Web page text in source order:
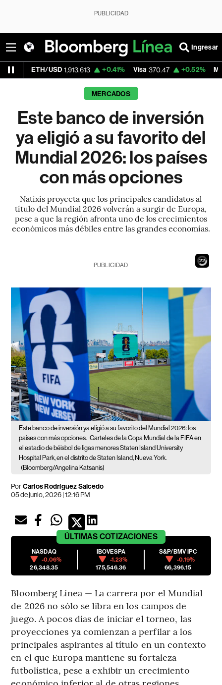
PUBLICIDAD
Ingresar
1,913.613 +0.41% Visa 370.47 +0.52% MercadoLibre
MERCADOS
Este banco de inversión
ya eligió a su favorito del
Mundial 2026: los países
con más opciones
Natixis proyecta que los principales candidatos al
título del Mundial 2026 volverán a surgir de Europa,
pese a que la región afronta uno de los crecimientos
económicos más débiles entre las grandes economías.
20
PUBLICIDAD
Este banco de inversión ya eligió a su favorito del Mundial 2026: los
países con más opciones. Carteles de la Copa Mundial de la FIFA en
el estadio de béisbol de ligas menores Staten Island University
Hospital Park, en el distrito de Staten Island, Nueva York.
(Bloomberg/Angelina Katsanis)
PorCarlos Rodríguez Salcedo
05 de junio, 2026 | 12:16 PM
ÚLTIMAS COTIZACIONES
NASDAQ
-0.06%
26,348.35
IBOVESPA
-1.23%
175,546.36
S&P/BMV IPC
-0.19%
66,396.15
Bloomberg Línea — La carrera por el Mundial
de 2026 no sólo se libra en los campos de
juego. A pocos días de iniciar el torneo, las
proyecciones ya comienzan a perfilar a los
principales aspirantes al título en un contexto
en el que Europa mantiene su fortaleza
futbolística, pese a exhibir un crecimiento